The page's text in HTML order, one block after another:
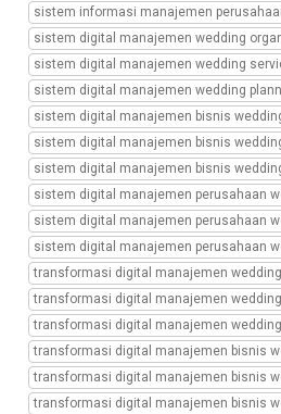
sistem informasi manajemen
sistem digital manajemen wedding
sistem digital manajemen wedding
sistem digital manajemen wedding
sistem digital manajemen bisnis
sistem digital manajemen bisnis
sistem digital manajemen bisnis
sistem digital manajemen perusahaan
sistem digital manajemen perusahaan
sistem digital manajemen perusahaan
transformasi digital manajemen
transformasi digital manajemen
transformasi digital manajemen
transformasi digital manajemen bisnis
transformasi digital manajemen bisnis
transformasi digital manajemen bisnis
sistem
informasi
manajemen
perusahaan
wedding
organizer,
sistem
informasi
manajemen
perusahaan
wedding
service,
sistem
informasi
manajemen
perusahaan
wedding
planner,
sistem